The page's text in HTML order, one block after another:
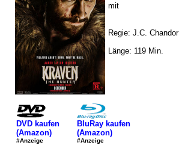
mit
Regie: J.C. Chandor
Länge: 119 Min.
DVD kaufen
(Amazon)
#Anzeige
BluRay kaufen
(Amazon)
#Anzeige